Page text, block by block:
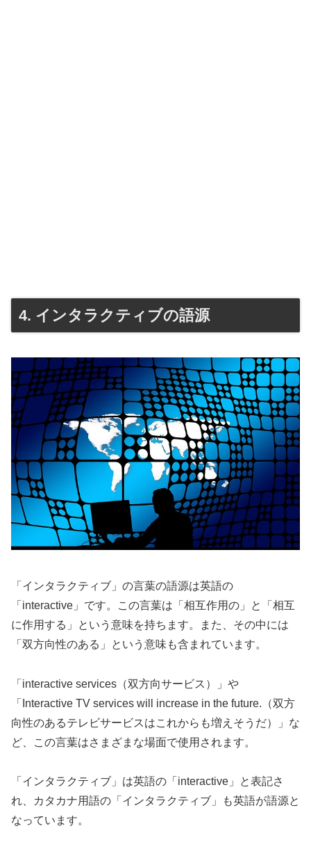
4. インタラクティブの語源
「インタラクティブ」の言葉の語源は英語の
「interactive」です。この言葉は「相互作用の」と「相互
に作用する」という意味を持ちます。また、その中には
「双方向性のある」という意味も含まれています。
「interactive services（双方向サービス）」や
「Interactive TV services will increase in the future.（双方
向性のあるテレビサービスはこれからも増えそうだ）」な
ど、この言葉はさまざまな場面で使用されます。
「インタラクティブ」は英語の「interactive」と表記さ
れ、カタカナ用語の「インタラクティブ」も英語が語源と
なっています。